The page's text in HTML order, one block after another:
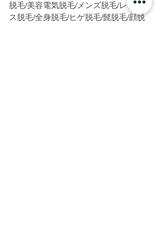
脱毛/美容電気脱毛/メンズ脱毛/レディー
ス脱毛/全身脱毛/ヒゲ脱毛/髭脱毛/顔脱